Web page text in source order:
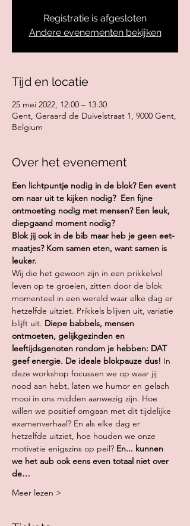
Registratie is afgesloten
Andere evenementen bekijken
Tijd en locatie
25 mei 2022, 12:00 – 13:30
Gent, Geraard de Duivelstraat 1, 9000 Gent,
Belgium
Over het evenement
Een lichtpuntje nodig in de blok? Een event
om naar uit te kijken nodig?  Een fijne
ontmoeting nodig met mensen? Een leuk,
diepgaand moment nodig?
Blok jij ook in de bib maar heb je geen eet-
maatjes? Kom samen eten, want samen is
leuker.
Wij die het gewoon zijn in een prikkelvol
leven op te groeien, zitten door de blok
momenteel in een wereld waar elke dag er
hetzelfde uitziet. Prikkels blijven uit, variatie
blijft uit. Diepe babbels, mensen
ontmoeten, gelijkgezinden en
leeftijdsgenoten rondom je hebben: DAT
geef energie. De ideale blokpauze dus! In
deze workshop focussen we op waar jij
nood aan hebt, laten we humor en gelach
mooi in ons midden aanwezig zijn. Hoe
willen we positief omgaan met dit tijdelijke
examenverhaal? En als elke dag er
hetzelfde uitziet, hoe houden we onze
motivatie enigszins op peil? En... kunnen
we het aub ook eens even totaal niet over
de…
Meer lezen >